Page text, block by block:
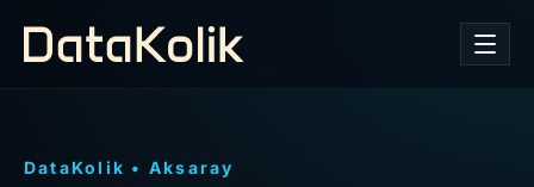
DataKolik • Aksaray